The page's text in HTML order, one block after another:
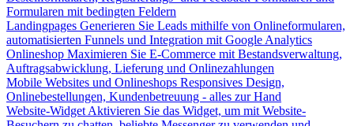
Formularen mit bedingten Feldern
Landingpages Generieren Sie Leads mithilfe von Onlineformularen,
automatisierten Funnels und Integration mit Google Analytics
Onlineshop Maximieren Sie E-Commerce mit Bestandsverwaltung,
Auftragsabwicklung, Lieferung und Onlinezahlungen
Mobile Websites und Onlineshops Responsives Design,
Onlinebestellungen, Kundenbetreuung - alles zur Hand
Website-Widget Aktivieren Sie das Widget, um mit Website-